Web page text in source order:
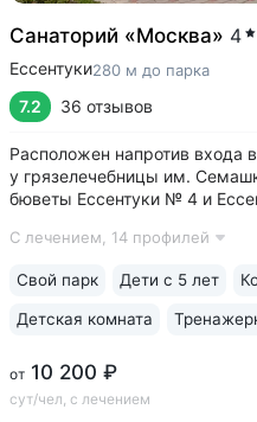
Санаторий «Москва» 4
Ессентуки280 м до парка
7.2 36 отзывов
Расположен напротив входа
у грязелечебницы им.
бюветы Ессентуки № 4 и
администрации президента
С лечением, 14 профилей
от 10 200 ₽
сут/чел, с лечением
Свой парк Дети с 5 лет
Детская комната